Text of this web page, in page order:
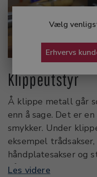
Vælg
Erhvervs
Klippeutstyr
Å klippe metall går
enn å sage. Det er
smykker. Under
eksempel trådsakser,
håndplatesakser og
både standardsakser
Les videre